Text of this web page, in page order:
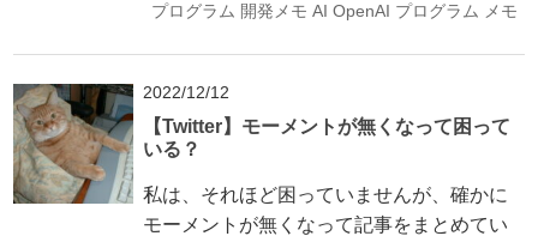
プログラム 開発メモ AI OpenAI プログラム メモ
2022/12/12
【Twitter】モーメントが無くなって困って
いる？
私は、それほど困っていませんが、確かに
モーメントが無くなって記事をまとめてい